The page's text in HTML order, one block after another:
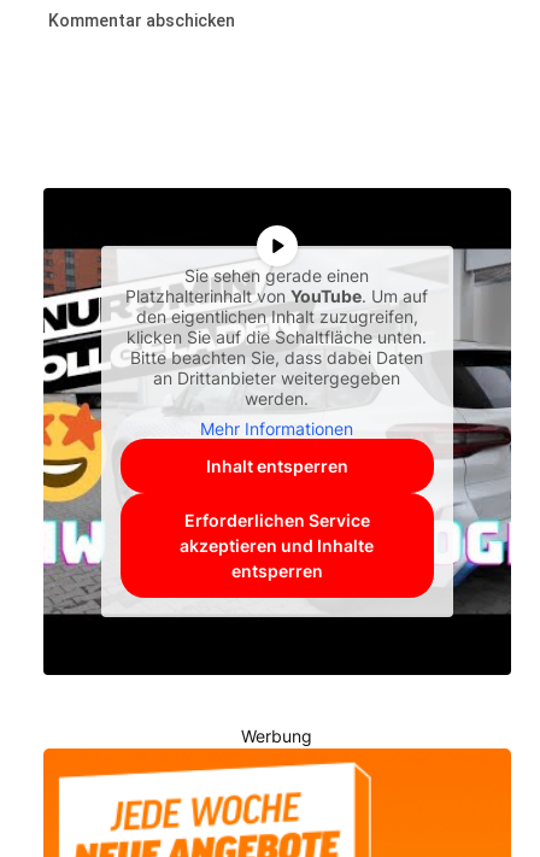
Sie sehen gerade einen
Platzhalterinhalt vonYouTube. Um auf
den eigentlichen Inhalt zuzugreifen,
klicken Sie auf die Schaltfläche unten.
Bitte beachten Sie, dass dabei Daten
an Drittanbieter weitergegeben
werden.
Mehr Informationen
Inhalt entsperren
Erforderlichen Service
akzeptieren und Inhalte
entsperren
Werbung